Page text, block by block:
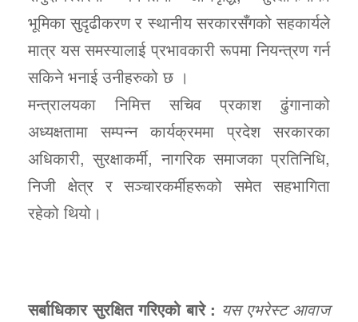
भूमिका सुदृढीकरण र स्थानीय सरकारसँगको सहकार्यले
मात्र यस समस्यालाई प्रभावकारी रूपमा नियन्त्रण गर्न
सकिने भनाई उनीहरुको छ ।
मन्त्रालयका निमित्त सचिव प्रकाश ढुंगानाको
अध्यक्षतामा सम्पन्न कार्यक्रममा प्रदेश सरकारका
अधिकारी, सुरक्षाकर्मी, नागरिक समाजका प्रतिनिधि,
निजी क्षेत्र र सञ्चारकर्मीहरूको समेत सहभागिता
रहेको थियो।
सर्बाधिकार सुरक्षित गरिएको बारे : यस एभरेस्ट आवाज